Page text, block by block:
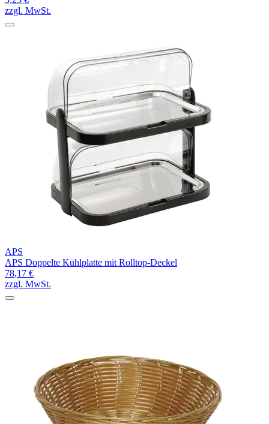
zzgl. MwSt.
APS
APS Doppelte Kühlplatte mit Rolltop-Deckel
78,17 €
zzgl. MwSt.